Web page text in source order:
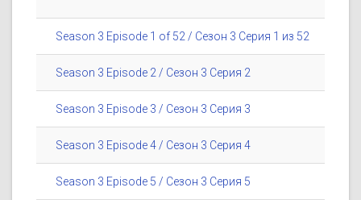
Season 3 Episode 1 of 52 / Сезон 3 Серия 1 из 52
Season 3 Episode 2 / Сезон 3 Серия 2
Season 3 Episode 3 / Сезон 3 Серия 3
Season 3 Episode 4 / Сезон 3 Серия 4
Season 3 Episode 5 / Сезон 3 Серия 5